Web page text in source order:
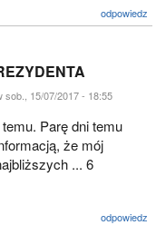
odpowiedz
sob., 15/07/2017 - 18:55
Parę dni temu
że mój
... 6
odpowiedz